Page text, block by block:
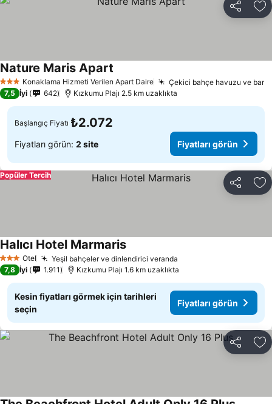
Paylaş
3 YıldızKonaklama Hizmeti Verilen Apart Daire Çekici bahçe havuzu ve bar
Nature Maris Apart
7,5 İyi 642 Kızkumu Plajı 2.5 km uzaklıkta
Başlangıç Fiyatı ₺2.072
Fiyatları görün: 2 site Fiyatları görün
Paylaş
Popüler Tercih
3 YıldızOtel Yeşil bahçeler ve dinlendirici veranda
Halıcı Hotel Marmaris
7,8 İyi 1.911 Kızkumu Plajı 1.6 km uzaklıkta
Kesin fiyatları görmek için tarihleri
seçin
Fiyatları görün
Paylaş